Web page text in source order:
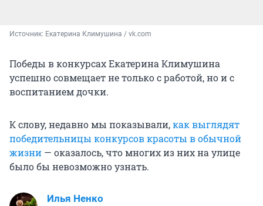
Источник: Екатерина Климушина / vk.com
Победы в конкурсах Екатерина Климушина
успешно совмещает не только с работой, но и с
воспитанием дочки.
К слову, недавно мы показывали,как выглядят
победительницы конкурсов красоты в обычной
жизни — оказалось, что многих из них на улице
было бы невозможно узнать.
Илья Ненко